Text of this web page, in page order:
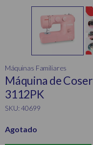
Máquinas Familiares
Máquina de
3112PK
SKU: 40699
Agotado